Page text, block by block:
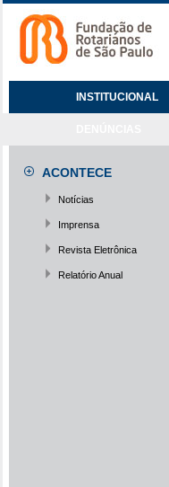
INSTITUCIONAL
ACONTECE
Notícias
Imprensa
Revista Eletrônica
Relatório Anual